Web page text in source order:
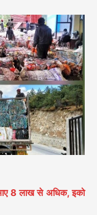
8 लाख से अधिक, इको